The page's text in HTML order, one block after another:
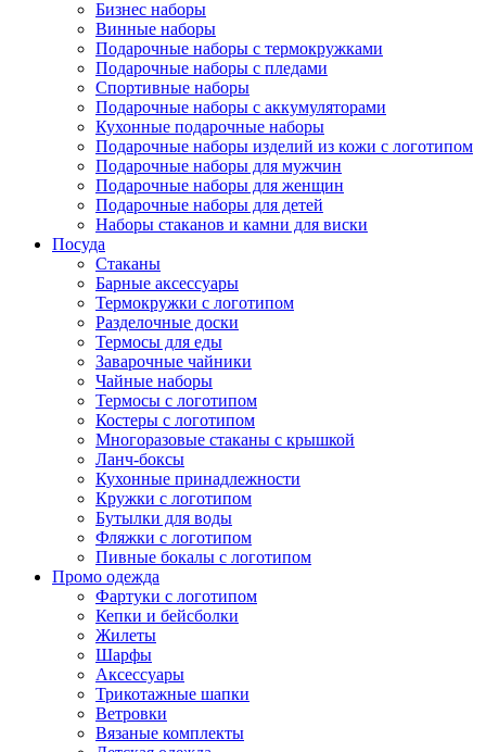
Бизнес наборы
Винные наборы
Подарочные наборы с термокружками
Подарочные наборы с пледами
Спортивные наборы
Подарочные наборы с аккумуляторами
Кухонные подарочные наборы
Подарочные наборы изделий из кожи с логотипом
Подарочные наборы для мужчин
Подарочные наборы для женщин
Подарочные наборы для детей
Наборы стаканов и камни для виски
Посуда
Стаканы
Барные аксессуары
Термокружки с логотипом
Разделочные доски
Термосы для еды
Заварочные чайники
Чайные наборы
Термосы с логотипом
Костеры с логотипом
Многоразовые стаканы с крышкой
Ланч-боксы
Кухонные принадлежности
Кружки с логотипом
Бутылки для воды
Фляжки с логотипом
Пивные бокалы с логотипом
Промо одежда
Фартуки с логотипом
Кепки и бейсболки
Жилеты
Шарфы
Аксессуары
Трикотажные шапки
Ветровки
Вязаные комплекты